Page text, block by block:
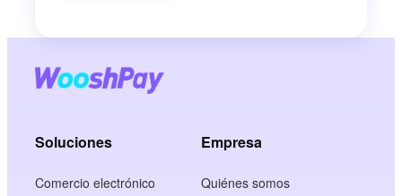
Soluciones
Comercio electrónico
Empresa
Quiénes somos